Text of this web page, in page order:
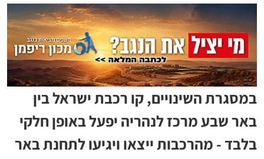
במסגרת השינויים, קו רכבת ישראל בין
באר שבע מרכז לנהריה יפעל באופן חלקי
בלבד - מהרכבות ייצאו ויגיעו לתחנת באר